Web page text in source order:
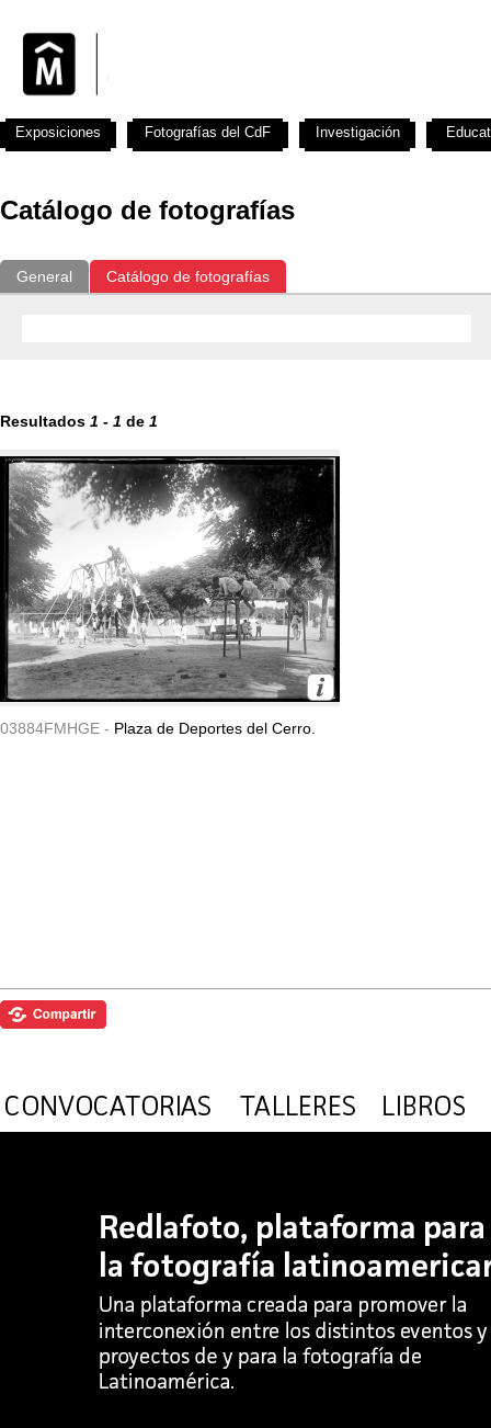
Catálogo de fotografías
General Catálogo de fotografías
Resultados 1 - 1 de 1
03884FMHGE - Plaza de Deportes del Cerro.
Exposiciones Fotografías del CdF Investigación